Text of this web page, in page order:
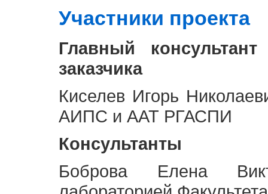
Участники проекта
Главный
заказчика
Киселев Игорь
АИПС и ААТ РГАСПИ
Консультанты
Боброва Елена